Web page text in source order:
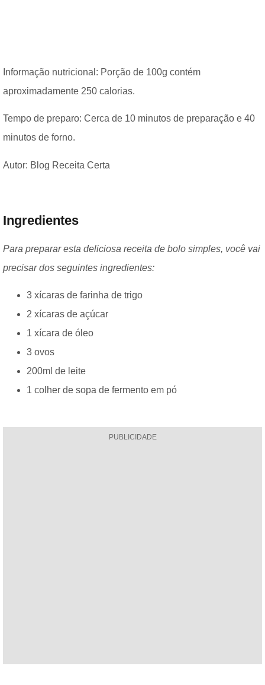
Informação nutricional: Porção de 100g contém
aproximadamente 250 calorias.
Tempo de preparo: Cerca de 10 minutos de preparação e 40
minutos de forno.
Autor: Blog Receita Certa
Ingredientes
Para preparar esta deliciosa receita de bolo simples, você vai
precisar dos seguintes ingredientes:
3 xícaras de farinha de trigo
2 xícaras de açúcar
1 xícara de óleo
3 ovos
200ml de leite
1 colher de sopa de fermento em pó
PUBLICIDADE